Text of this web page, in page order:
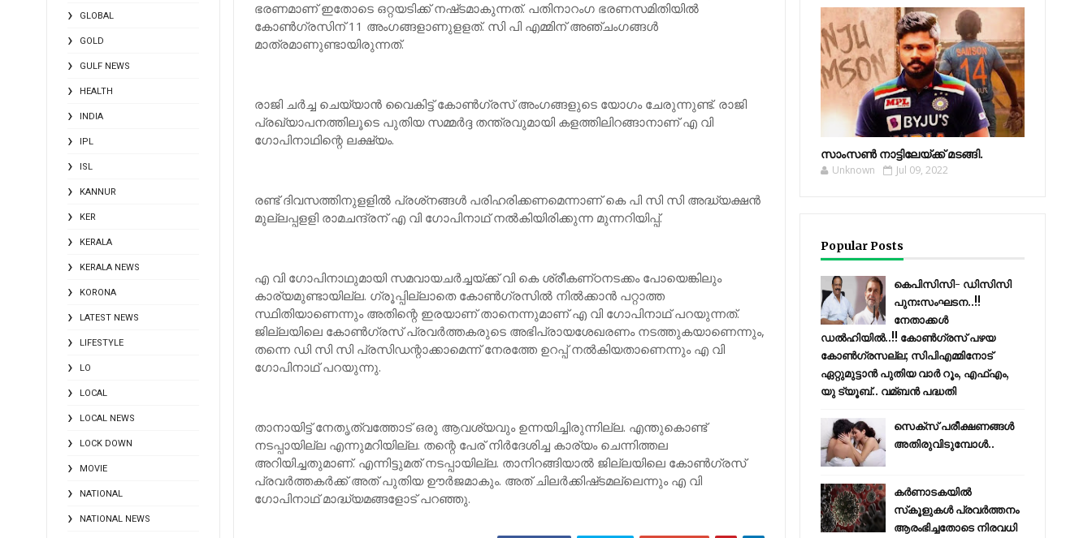
GLOBAL
GOLD
GULF NEWS
HEALTH
INDIA
IPL
ISL
KANNUR
KER
KERALA
KERALA NEWS
KORONA
LATEST NEWS
LIFESTYLE
LO
LOCAL
LOCAL NEWS
LOCK DOWN
MOVIE
NATIONAL
NATIONAL NEWS
ഭരണമാണ് ഇതോടെ ഒറ്റയടിക്ക് നഷ്‌ടമാകുന്നത്. പതിനാറംഗ ഭരണസമിതിയില്‍
കോണ്‍ഗ്രസിന് 11 അംഗങ്ങളാണുളളത്. സി പി എമ്മിന് അഞ്ചംഗങ്ങള്‍
മാത്രമാണുണ്ടായിരുന്നത്.
രാജി ചര്‍ച്ച ചെയ്യാന്‍ വൈകിട്ട് കോണ്‍ഗ്രസ് അംഗങ്ങളുടെ യോഗം ചേരുന്നുണ്ട്. രാജി
പ്രഖ്യാപനത്തിലൂടെ പുതിയ സമ്മര്‍ദ്ദ തന്ത്രവുമായി കളത്തിലിറങ്ങാനാണ് എ വി
ഗോപിനാഥിന്റെ ലക്ഷ്യം.
രണ്ട് ദിവസത്തിനുളളില്‍ പ്രശ്‌നങ്ങള്‍ പരിഹരിക്കണമെന്നാണ് കെ പി സി സി അദ്ധ്യക്ഷന്‍
മുല്ലപ്പളളി രാമചന്ദ്രന് എ വി ഗോപിനാഥ് നല്‍കിയിരിക്കുന്ന മുന്നറിയിപ്പ്.
എ വി ഗോപിനാഥുമായി സമവായചര്‍ച്ചയ്‌ക്ക് വി കെ ശ്രീകണ്‌ഠനടക്കം പോയെങ്കിലും
കാര്യമുണ്ടായില്ല. ഗ്രൂപ്പില്ലാതെ കോണ്‍ഗ്രസില്‍ നില്‍ക്കാന്‍ പറ്റാത്ത
സ്ഥിതിയാണെന്നും അതിന്റെ ഇരയാണ് താനെന്നുമാണ് എ വി ഗോപിനാഥ് പറയുന്നത്.
ജില്ലയിലെ കോണ്‍ഗ്രസ് പ്രവര്‍ത്തകരുടെ അഭിപ്രായശേഖരണം നടത്തുകയാണെന്നും,
തന്നെ ഡി സി സി പ്രസിഡന്റാക്കാമെന്ന് നേരത്തേ ഉറപ്പ് നല്‍കിയതാണെന്നും എ വി
ഗോപിനാഥ് പറയുന്നു.
താനായിട്ട് നേതൃത്വത്തോട് ഒരു ആവശ്യവും ഉന്നയിച്ചിരുന്നില്ല. എന്തുകൊണ്ട്
നടപ്പായില്ല എന്നുമറിയില്ല. തന്റെ പേര് നിര്‍ദേശിച്ച കാര്യം ചെന്നിത്തല
അറിയിച്ചതുമാണ്. എന്നിട്ടുമത് നടപ്പായില്ല. താനിറങ്ങിയാല്‍ ജില്ലയിലെ കോണ്‍ഗ്രസ്
പ്രവര്‍ത്തകര്‍ക്ക് അത് പുതിയ ഊര്‍ജമാകും. അത് ചിലര്‍ക്കിഷ്‌ടമല്ലെന്നും എ വി
ഗോപിനാഥ് മാദ്ധ്യമങ്ങളോട് പറഞ്ഞു.
സാംസണ്‍ നാട്ടിലേയ്‌ക്ക് മടങ്ങി.
Unknown Jul 09, 2022
Popular Posts
കെപിസിസി- ഡിസിസി
പുനഃസംഘടന..!!
നേതാക്കൾ
ഡൽഹിയിൽ..!! കോണ്‍ഗ്രസ് പഴയ
കോണ്‍ഗ്രസല്ല; സിപിഎമ്മിനോട്
ഏറ്റുമുട്ടാന്‍ പുതിയ വാര്‍ റൂം, എഫ്‌എം,
യു ട്യൂബ്.. വമ്ബന്‍ പദ്ധതി
സെക്സ് പരീക്ഷണങ്ങൾ
അതിരുവിടുമ്പോൾ..
കര്‍ണാടകയില്‍
സ്‌കൂളുകള്‍ പ്രവര്‍ത്തനം
ആരംഭിച്ചതോടെ നിരവധി